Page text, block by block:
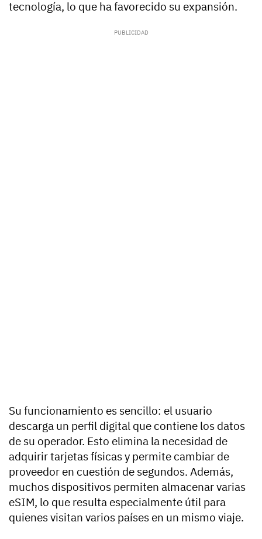
tecnología, lo que ha favorecido su expansión.
Su funcionamiento es sencillo: el usuario
descarga un perfil digital que contiene los datos
de su operador. Esto elimina la necesidad de
adquirir tarjetas físicas y permite cambiar de
proveedor en cuestión de segundos. Además,
muchos dispositivos permiten almacenar varias
eSIM, lo que resulta especialmente útil para
quienes visitan varios países en un mismo viaje.